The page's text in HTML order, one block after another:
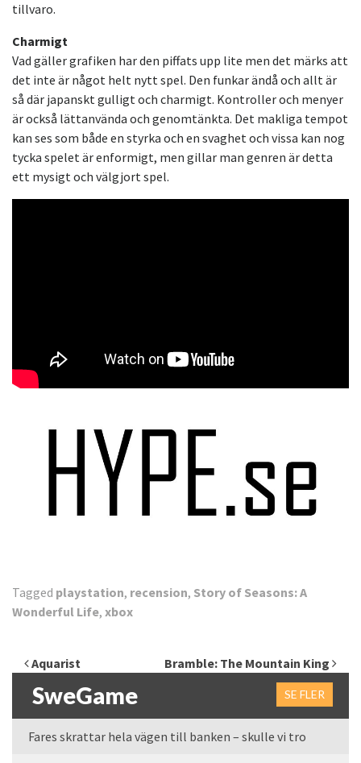
tillvaro.
Charmigt
Vad gäller grafiken har den piffats upp lite men det märks att
det inte är något helt nytt spel. Den funkar ändå och allt är
så där japanskt gulligt och charmigt. Kontroller och menyer
är också lättanvända och genomtänkta. Det makliga tempot
kan ses som både en styrka och en svaghet och vissa kan nog
tycka spelet är enformigt, men gillar man genren är detta
ett mysigt och välgjort spel.
Tagged playstation, recension, Story of Seasons: A
Wonderful Life, xbox
Inläggsnavigering
Aquarist Bramble: The Mountain King
SweGame SE FLER
Fares skrattar hela vägen till banken – skulle vi tro